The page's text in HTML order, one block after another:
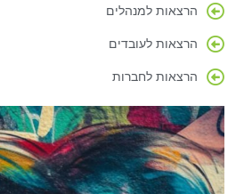
הרצאות למנהלים
הרצאות לעובדים
הרצאות לחברות